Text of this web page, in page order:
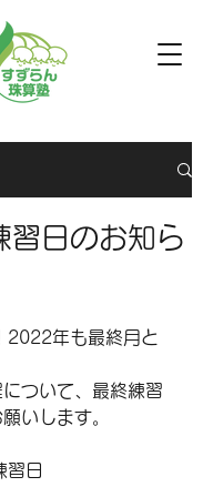
習日のお知ら
2022年も最終月と
ついて、最終練習
いします。
習日